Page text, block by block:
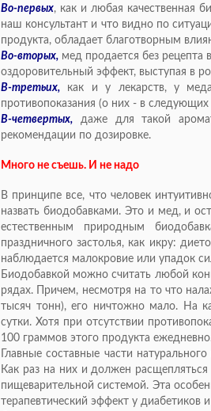
Во-первых, как и любая качественная
наш консультант и что видно по
продукта, обладает благотворным
Во-вторых, мед продается без рецепта
оздоровительный эффект, выступая в
В-третьих, как и у лекарств, у
противопоказания (о них - в
В-четвертых, даже для такой
рекомендации по дозировке.
Много не съешь. И не надо
В принципе все, что человек
назвать биодобавками. Это и мед, и
естественным природным
праздничного застолья, как икру:
наблюдается малокровие или упадок
Биодобавкой можно считать любой
рядах. Причем, несмотря на то что
тысяч тонн), его ничтожно мало. На
сутки. Хотя при отсутствии
100 граммов этого продукта
Главные составные части
Как раз на них и должен
пищеварительной системой. Эта
терапевтический эффект у